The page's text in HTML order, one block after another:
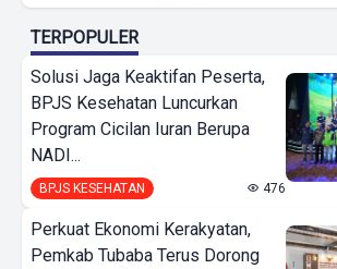
TERPOPULER
Solusi Jaga Keaktifan Peserta,
BPJS Kesehatan Luncurkan
Program Cicilan Iuran Berupa
NADI...
BPJS KESEHATAN 476
Perkuat Ekonomi Kerakyatan,
Pemkab Tubaba Terus Dorong